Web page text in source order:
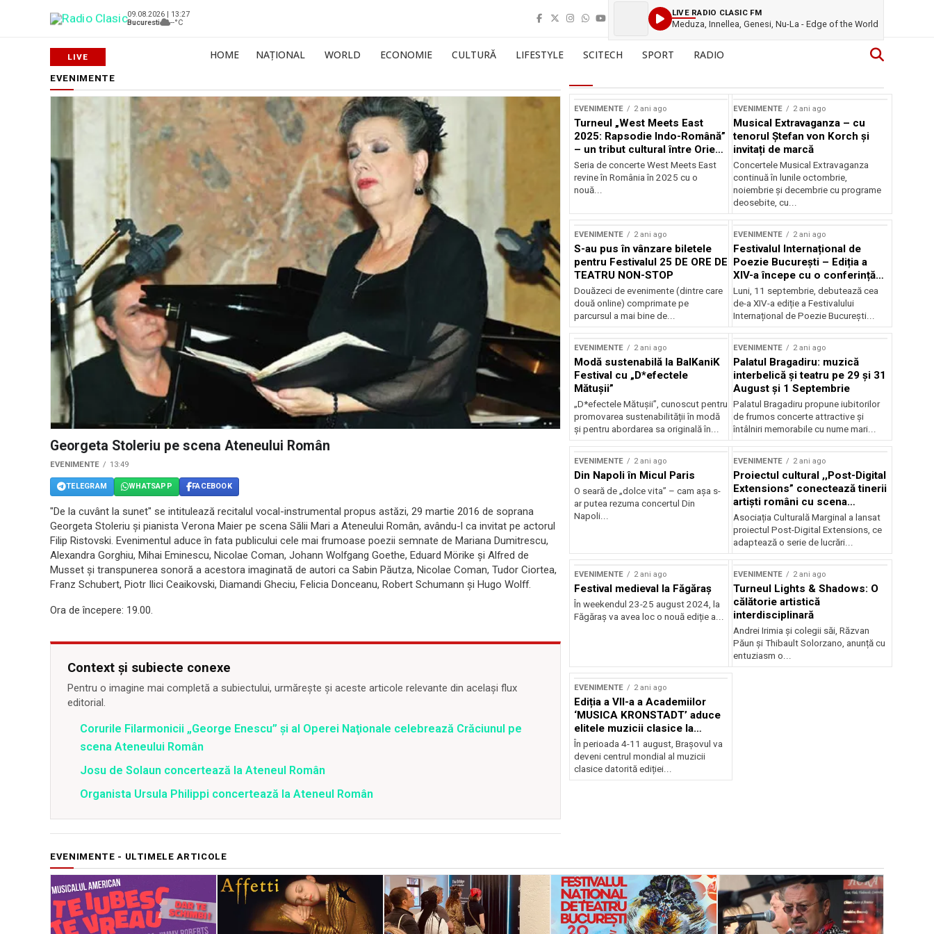
09.08.2026 | 13:27
Bucuresti
--°C
LIVE RADIO CLASIC FM
Meduza, Innellea, Genesi, Nu-La - Edge of the World
HOME NAȚIONAL WORLD ECONOMIE CULTURĂ LIFESTYLE SCITECH SPORT RADIO
EVENIMENTE
Georgeta Stoleriu pe scena Ateneului Român
EVENIMENTE 13:49
TELEGRAM WHATSAPP FACEBOOK
"De la cuvânt la sunet" se intitulează recitalul vocal-instrumental propus astăzi, 29 martie 2016 de soprana
Georgeta Stoleriu şi pianista Verona Maier pe scena Sălii Mari a Ateneului Român, avându-l ca invitat pe actorul
Filip Ristovski. Evenimentul aduce în fata publicului cele mai frumoase poezii semnate de Mariana Dumitrescu,
Alexandra Gorghiu, Mihai Eminescu, Nicolae Coman, Johann Wolfgang Goethe, Eduard Mörike şi Alfred de
Musset şi transpunerea sonoră a acestora imaginată de autori ca Sabin Păutza, Nicolae Coman, Tudor Ciortea,
Franz Schubert, Piotr Ilici Ceaikovski, Diamandi Gheciu, Felicia Donceanu, Robert Schumann şi Hugo Wolff.
Ora de începere: 19.00.
Context și subiecte conexe
Pentru o imagine mai completă a subiectului, urmărește și aceste articole relevante din același flux
editorial.
Corurile Filarmonicii „George Enescu” şi al Operei Naţionale celebrează Crăciunul pe
scena Ateneului Român
Josu de Solaun concertează la Ateneul Român
Organista Ursula Philippi concertează la Ateneul Român
EVENIMENTE 2 ani ago
Turneul „West Meets East
2025: Rapsodie Indo-Română”
– un tribut cultural între Orient
și Occident
Seria de concerte West Meets East
revine în România în 2025 cu o
nouă...
EVENIMENTE 2 ani ago
Musical Extravaganza – cu
tenorul Ștefan von Korch și
invitați de marcă
Concertele Musical Extravaganza
continuă în lunile octombrie,
noiembrie şi decembrie cu programe
deosebite, cu...
EVENIMENTE 2 ani ago
S-au pus în vânzare biletele
pentru Festivalul 25 DE ORE DE
TEATRU NON-STOP
Douăzeci de evenimente (dintre care
două online) comprimate pe
parcursul a mai bine de...
EVENIMENTE 2 ani ago
Festivalul Internațional de
Poezie București – Ediția a
XIV-a începe cu o conferință
despre limba română
susținută de Marco Lucchesi
Luni, 11 septembrie, debutează cea
de-a XIV-a ediție a Festivalului
Internațional de Poezie București...
EVENIMENTE 2 ani ago
Modă sustenabilă la BalKaniK
Festival cu „D*efectele
Mătușii”
„D*efectele Mătușii”, cunoscut pentru
promovarea sustenabilității în modă
și pentru abordarea sa originală în...
EVENIMENTE 2 ani ago
Palatul Bragadiru: muzică
interbelică şi teatru pe 29 şi 31
August şi 1 Septembrie
Palatul Bragadiru propune iubitorilor
de frumos concerte attractive şi
întâlniri memorabile cu nume mari...
EVENIMENTE 2 ani ago
Din Napoli în Micul Paris
O seară de „dolce vita” – cam așa s-
ar putea rezuma concertul Din
Napoli...
EVENIMENTE 2 ani ago
Proiectul cultural ,,Post-Digital
Extensions” conectează tinerii
artiști români cu scena
internațională
Asociația Culturală Marginal a lansat
proiectul Post-Digital Extensions, ce
adaptează o serie de lucrări...
EVENIMENTE 2 ani ago
Festival medieval la Făgăraș
În weekendul 23-25 august 2024, la
Făgăraș va avea loc o nouă ediție a...
EVENIMENTE 2 ani ago
Turneul Lights & Shadows: O
călătorie artistică
interdisciplinară
Andrei Irimia și colegii săi, Răzvan
Păun și Thibault Solorzano, anunță cu
entuziasm o...
EVENIMENTE 2 ani ago
Ediția a VII-a a Academiilor
‘MUSICA KRONSTADT’ aduce
elitele muzicii clasice la
Brașov
În perioada 4-11 august, Brașovul va
deveni centrul mondial al muzicii
clasice datorită ediției...
EVENIMENTE - ULTIMELE ARTICOLE